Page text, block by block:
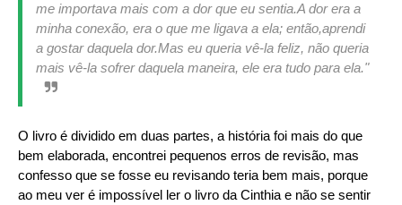
me importava mais com a dor que eu sentia.A dor era a
minha conexão, era o que me ligava a ela; então,aprendi
a gostar daquela dor.Mas eu queria vê-la feliz, não queria
mais vê-la sofrer daquela maneira, ele era tudo para ela."
O livro é dividido em duas partes, a história foi mais do que
bem elaborada, encontrei pequenos erros de revisão, mas
confesso que se fosse eu revisando teria bem mais, porque
ao meu ver é impossível ler o livro da Cinthia e não se sentir